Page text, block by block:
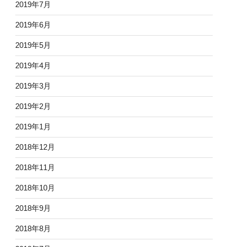
2019年7月
2019年6月
2019年5月
2019年4月
2019年3月
2019年2月
2019年1月
2018年12月
2018年11月
2018年10月
2018年9月
2018年8月